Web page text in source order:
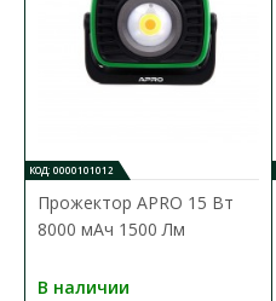
КОД: 0000101012
Прожектор APRO 15 Вт
8000 мАч 1500 Лм
В наличии